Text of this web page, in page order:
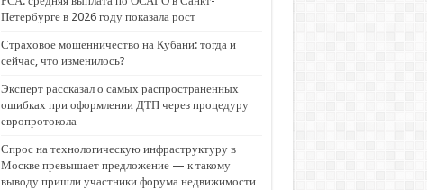
Петербурге в 2026 году показала рост
Страховое мошенничество на Кубани: тогда и
сейчас, что изменилось?
Эксперт рассказал о самых распространенных
ошибках при оформлении ДТП через процедуру
европротокола
Спрос на технологическую инфраструктуру в
Москве превышает предложение — к такому
выводу пришли участники форума недвижимости